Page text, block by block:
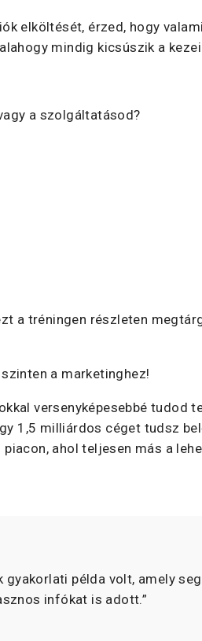
elköltését, érzed, hogy
mindig kicsúszik a
a szolgáltatásod?
a tréningen részleten
a marketinghez!
versenyképesebbé tudod
1,5 milliárdos céget tudsz
ahol teljesen más a
példa volt, amely
infókat is adott.”